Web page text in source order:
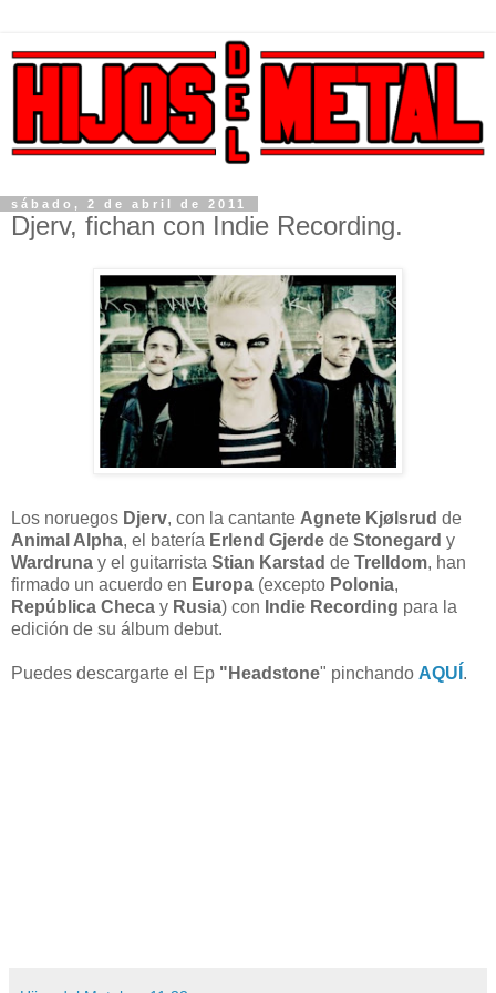
sábado, 2 de abril de 2011
Djerv, fichan con Indie Recording.
Los noruegos Djerv, con la cantante Agnete Kjølsrud de
Animal Alpha, el batería Erlend Gjerde de Stonegard y
Wardruna y el guitarrista Stian Karstad de Trelldom, han
firmado un acuerdo en Europa (excepto Polonia,
República Checa y Rusia) con Indie Recording para la
edición de su álbum debut.
Puedes descargarte el Ep "Headstone" pinchando AQUÍ .